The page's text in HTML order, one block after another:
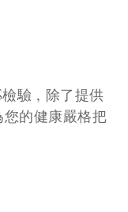
驗，除了提供
的健康嚴格把